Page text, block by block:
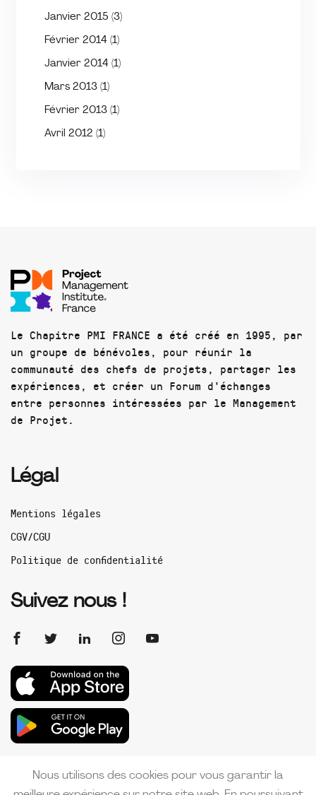
Janvier 2015 (3)
Février 2014 (1)
Janvier 2014 (1)
Mars 2013 (1)
Février 2013 (1)
Avril 2012 (1)
Le Chapitre PMI FRANCE a été créé en 1995, par
un groupe de bénévoles, pour réunir la
communauté des chefs de projets, partager les
expériences, et créer un Forum d'échanges
entre personnes intéressées par le Management
de Projet.
Légal
Mentions légales
CGV/CGU
Politique de confidentialité
Suivez nous !
Nous utilisons des cookies pour vous garantir la